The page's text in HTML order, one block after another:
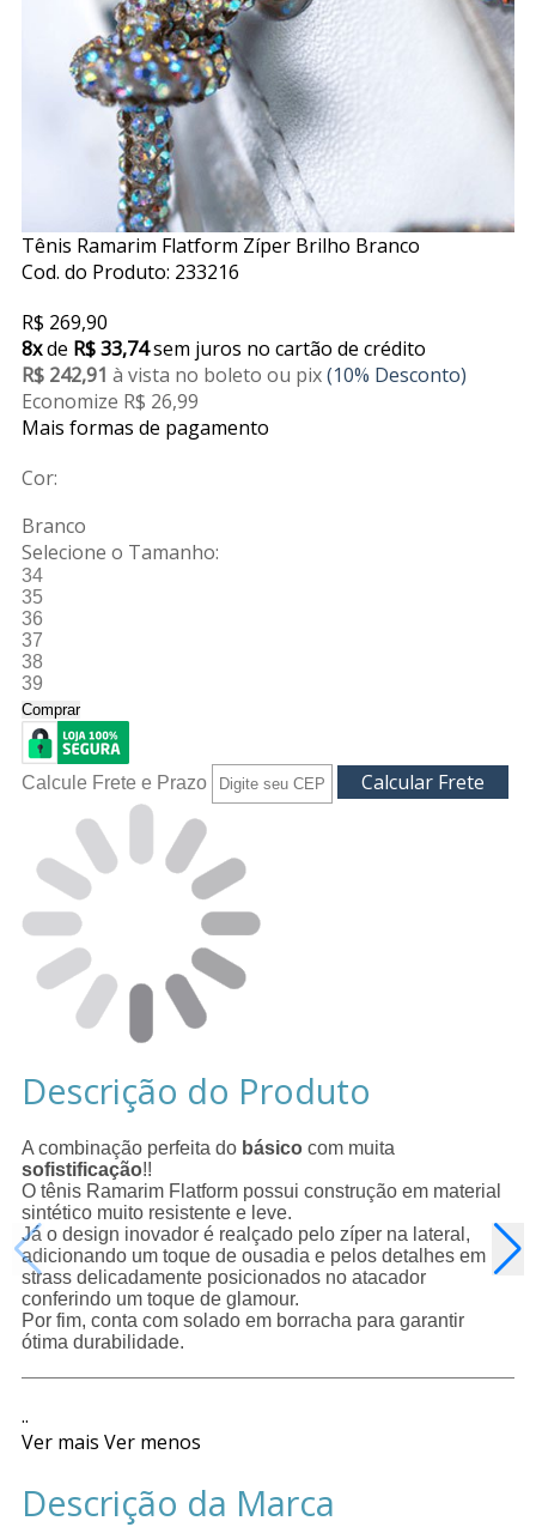
Tênis Ramarim Flatform Zíper Brilho Branco
Cod. do Produto: 233216
R$ 269,90
8xde R$ 33,74 sem juros no cartão de crédito
R$ 242,91 à vista no boleto ou pix(10% Desconto)
Economize R$ 26,99
Mais formas de pagamento
Cor:
Branco
Selecione o Tamanho:
34
35
36
37
38
39
Comprar
Calcule Frete e Prazo
Descrição do Produto
A combinação perfeita do básico com muita
sofistificação!!
O tênis Ramarim Flatform possui construção em material
sintético muito resistente e leve.
Já o design inovador é realçado pelo zíper na lateral,
adicionando um toque de ousadia e pelos detalhes em
strass delicadamente posicionados no atacador
conferindo um toque de glamour.
Por fim, conta com solado em borracha para garantir
ótima durabilidade.
..
Ver mais Ver menos
Descrição da Marca